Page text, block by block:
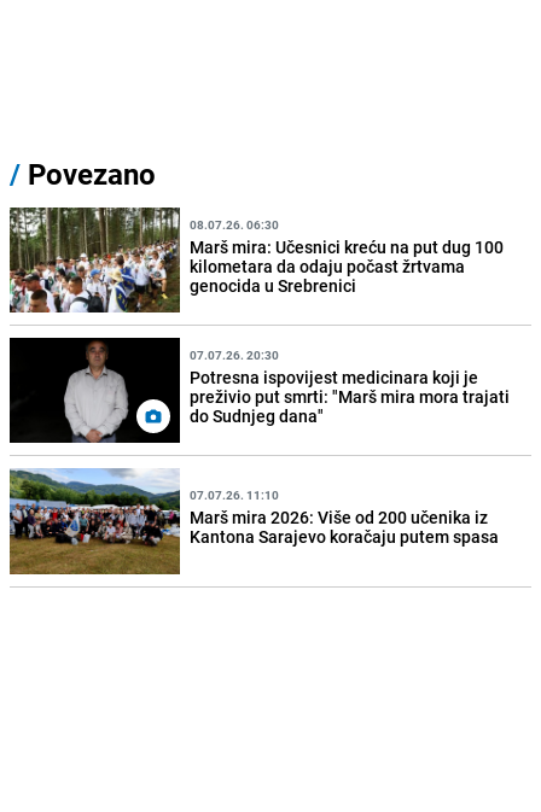
/ Povezano
08.07.26. 06:30
Marš mira: Učesnici kreću na put dug 100
kilometara da odaju počast žrtvama
genocida u Srebrenici
07.07.26. 20:30
Potresna ispovijest medicinara koji je
preživio put smrti: "Marš mira mora trajati
do Sudnjeg dana"
07.07.26. 11:10
Marš mira 2026: Više od 200 učenika iz
Kantona Sarajevo koračaju putem spasa